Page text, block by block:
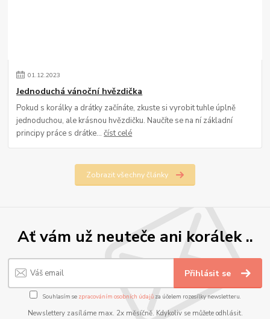
01.12.2023
Jednoduchá vánoční hvězdička
Pokud s korálky a drátky začínáte, zkuste si vyrobit tuhle úplně
jednoduchou, ale krásnou hvězdičku. Naučíte se na ní základní
principy práce s drátke...číst celé
Zobrazit všechny články
Ať vám už neuteče ani korálek ..
Přihlásit se
Souhlasím se zpracováním osobních údajůza účelem rozesílky newsletteru.
Newslettery zasíláme max. 2x měsíčně. Kdykoliv se můžete odhlásit.